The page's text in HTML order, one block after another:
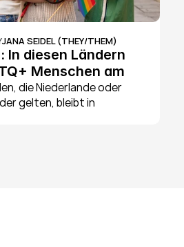
JANA SEIDEL (THEY/THEM)
In diesen Ländern
Menschen am
die Niederlande oder
gelten, bleibt in